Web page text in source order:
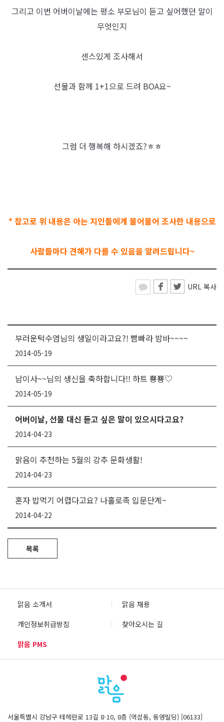
그리고 이번 어버이날에는 평소 부모님이 듣고 싶어했던 말이
무엇인지
센스있게 조사해서
선물과 함께 1+1으로 드려 BOA요~
그럼 더 행복해 하시겠죠?ㅎㅎ
* 참고로 위 내용은 아는 지인들에게 물어물어 조사한 내용으로
사람들마다 견해가 다를 수 있음을 알려드립니다~
URL 복사
부러운턱수염님의 생일이라고요?! 빰빠라 밤바~~~~
2014-05-19
남이사~~님의 생신을 축하합니다!! 하트 뿅뿅♡
2014-05-19
어버이날, 선물 대신 듣고 싶은 말이 있으시다고요?
2014-04-23
맑음이 추천하는 5월의 강추 문화생활!
2014-04-23
혼자 밥먹기 어렵다고요? 나홀로족 입문단계~
2014-04-22
목록
맑음 소개서
맑음 채용
개인정보취급방침
찾아오시는 길
맑음 PMS
서울특별시 강남구 테헤란로 13길 8-10, 8층 (역삼동, 동영빌딩) [06133]